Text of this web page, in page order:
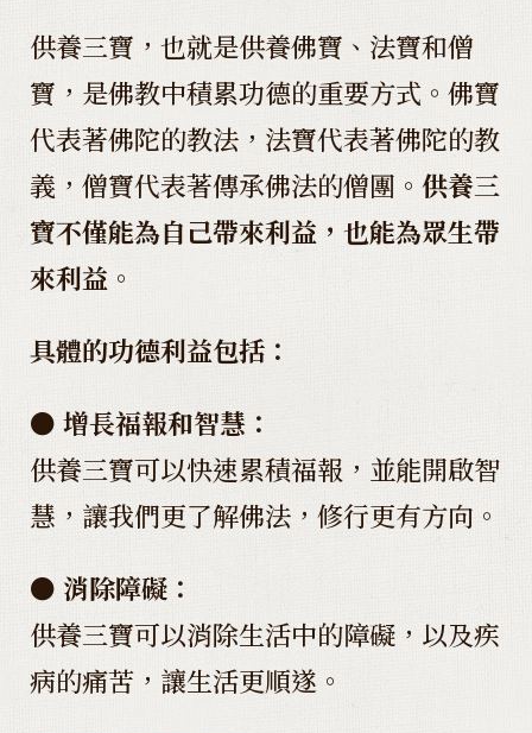
供養三寶，也就是供養佛寶、法寶和僧
寶，是佛教中積累功德的重要方式。佛寶
代表著佛陀的教法，法寶代表著佛陀的教
義，僧寶代表著傳承佛法的僧團。 供養三
寶不僅能為自己帶來利益，也能為眾生帶
來利益 。
具體的功德利益包括：
● 增長福報和智慧：
供養三寶可以快速累積福報，並能開啟智
慧，讓我們更了解佛法，修行更有方向。
● 消除障礙：
供養三寶可以消除生活中的障礙，以及疾
病的痛苦，讓生活更順遂。